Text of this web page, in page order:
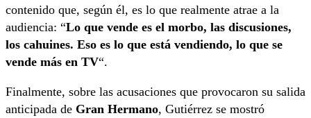
contenido que, según él, es lo que realmente atrae a la
audiencia: “Lo que vende es el morbo, las discusiones,
los cahuines. Eso es lo que está vendiendo, lo que se
vende más en TV“.
Finalmente, sobre las acusaciones que provocaron su salida
anticipada de Gran Hermano, Gutiérrez se mostró